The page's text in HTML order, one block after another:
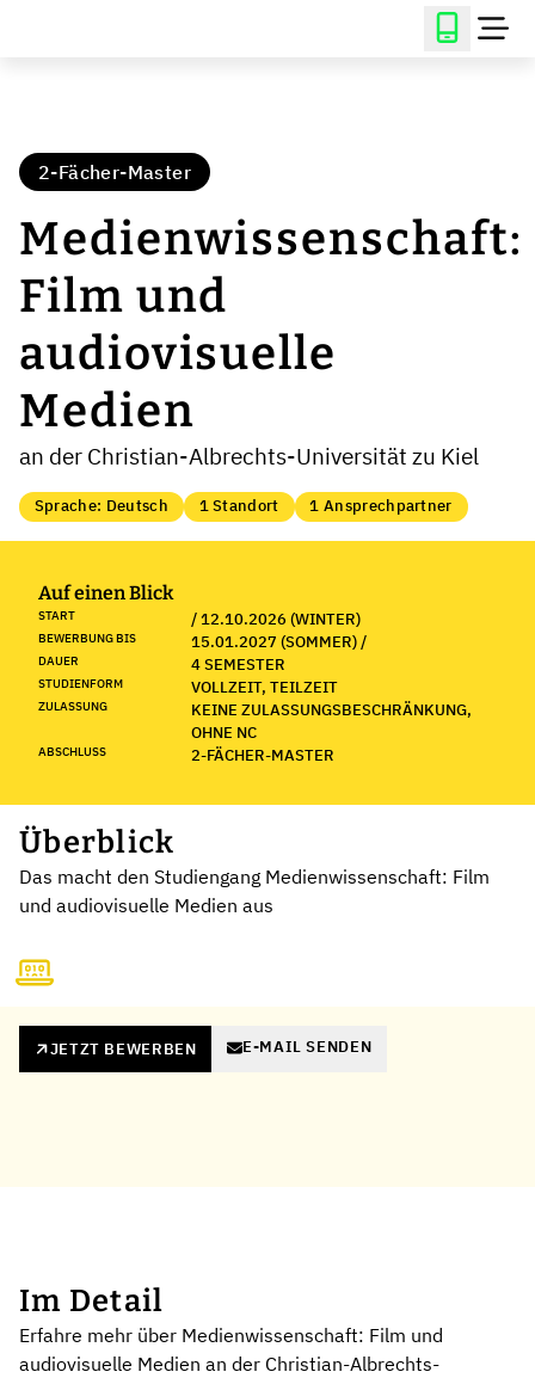
2-Fächer-Master
Medienwissenschaft:
Film und
audiovisuelle
Medien
an der Christian-Albrechts-Universität zu Kiel
Sprache: Deutsch 1 Standort 1 Ansprechpartner
Auf einen Blick
START / 12.10.2026 (WINTER)
BEWERBUNG BIS 15.01.2027 (SOMMER) /
DAUER 4 SEMESTER
STUDIENFORM VOLLZEIT, TEILZEIT
ZULASSUNG
KEINE ZULASSUNGSBESCHRÄNKUNG,
OHNE NC
ABSCHLUSS 2-FÄCHER-MASTER
Überblick
Das macht den Studiengang Medienwissenschaft: Film
und audiovisuelle Medien aus
JETZT BEWERBEN E-MAIL SENDEN
Im Detail
Erfahre mehr über Medienwissenschaft: Film und
audiovisuelle Medien an der Christian-Albrechts-